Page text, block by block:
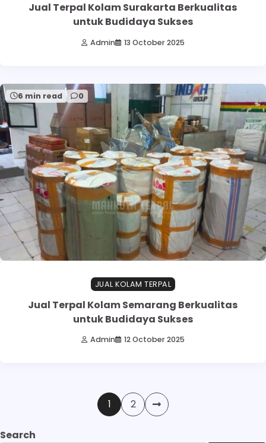
Jual Terpal Kolam Surakarta Berkualitas
untuk Budidaya Sukses
Admin 13 October 2025
6 min read 0
JUAL KOLAM TERPAL
Jual Terpal Kolam Semarang Berkualitas
untuk Budidaya Sukses
Admin 12 October 2025
1 2
Search